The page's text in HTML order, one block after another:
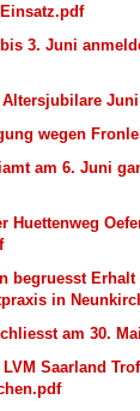
3. Juni
Altersjubilare
wegen
am 6. Juni
Huettenweg
begruesst Erhalt
in
am 30.
Saarland